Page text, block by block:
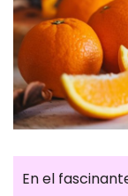
En el